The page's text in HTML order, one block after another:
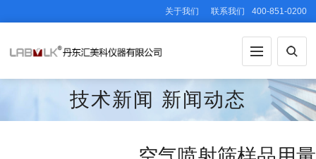
关于我们 联系我们 400-851-0200
技术新闻 新闻动态